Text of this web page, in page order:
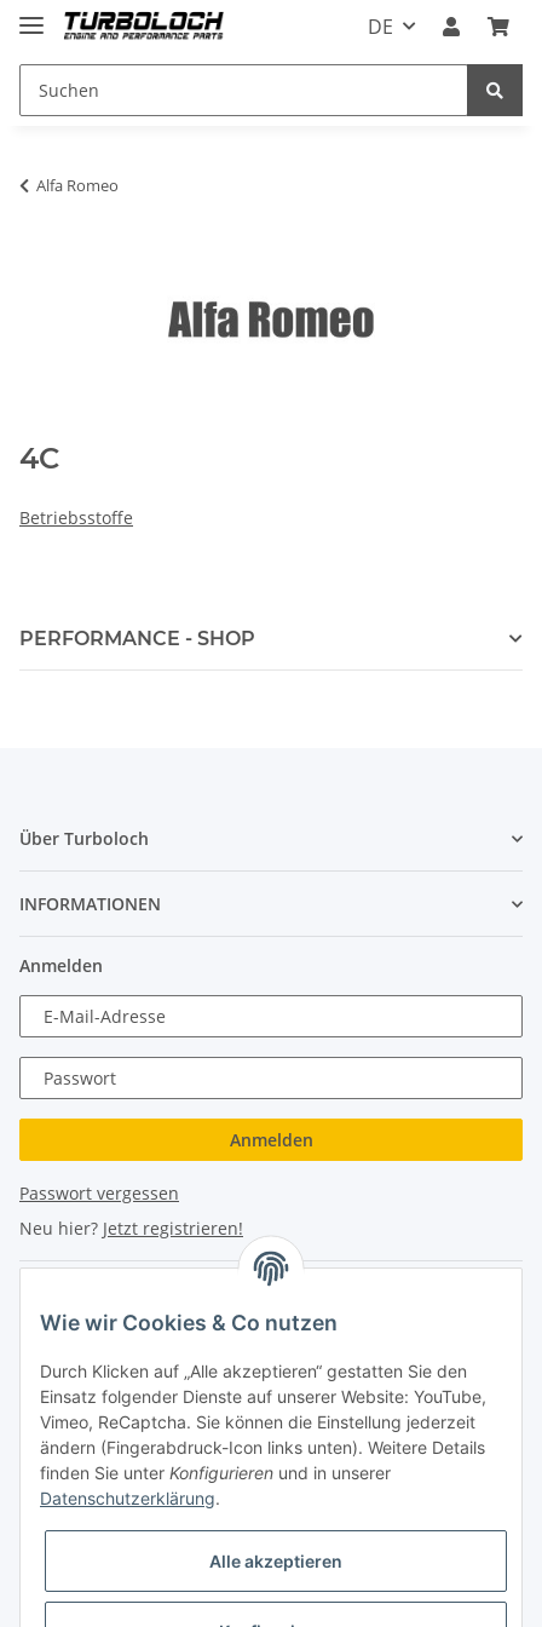
DE
Alfa Romeo
4C
Betriebsstoffe
PERFORMANCE - SHOP
Über Turboloch
INFORMATIONEN
Anmelden
E-Mail-Adresse
Passwort
Anmelden
Passwort vergessen
Neu hier? Jetzt registrieren!
Hauptplatz 4
2870 Aspang
eMail: info@turboloch.at
Tel: +43 (0)660/1314150
Di - Fr 9-17 Uhr / Fr 9-12 Uhr
Achtung keine Abholung mehr möglich!!!
Wie wir Cookies & Co nutzen
Durch Klicken auf „Alle akzeptieren“ gestatten Sie den
Einsatz folgender Dienste auf unserer Website: YouTube,
Vimeo, ReCaptcha. Sie können die Einstellung jederzeit
ändern (Fingerabdruck-Icon links unten). Weitere Details
finden Sie unter Konfigurieren und in unserer
Datenschutzerklärung.
Alle akzeptieren